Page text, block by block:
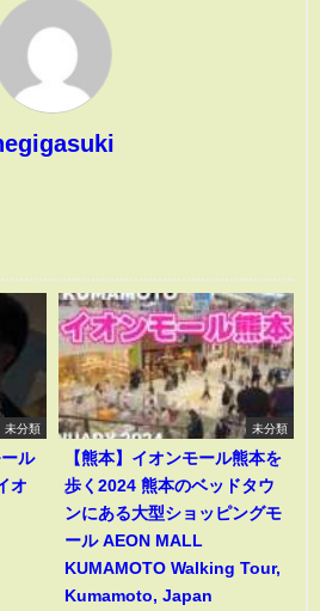
未分類
ル
オ
未分類
【熊本】イオンモール熊本を
歩く2024 熊本のベッドタウ
ンにある大型ショッピングモ
ール AEON MALL
KUMAMOTO Walking Tour,
Kumamoto, Japan